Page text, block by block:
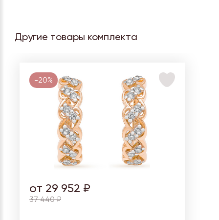
Другие товары комплекта
-20%
от 29 952 ₽
37 440 ₽